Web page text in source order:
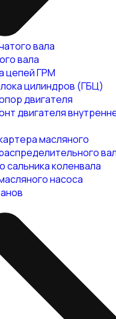
вала
вала
цепей ГРМ
цилиндров (ГБЦ)
двигателя
двигателя
масляного
сальника коленвала
насоса